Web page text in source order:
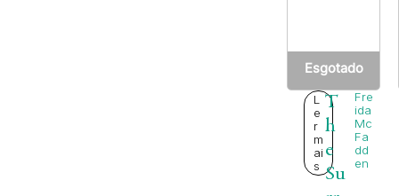
Esgotado
L
e
r
m
ai
s
T
h
e
Su
Fre
ida
Mc
Fa
dd
en